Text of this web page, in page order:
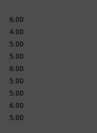
6.00
4.00
5.00
5.00
6.00
5.00
5.00
6.00
5.00